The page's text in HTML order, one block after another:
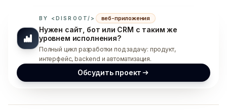
BY <DISROOT/> веб-приложения
Нужен сайт, бот или CRM с таким же
уровнем исполнения?
Полный цикл разработки под задачу: продукт,
интерфейс, backend и автоматизация.
Обсудить проект